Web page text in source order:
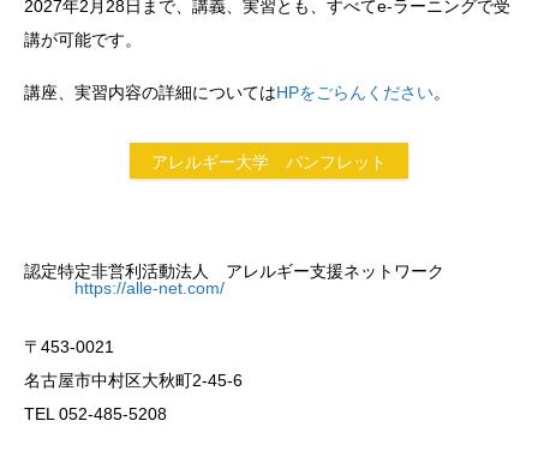
2027年2月28日まで、講義、実習とも、すべてe-ラーニングで受
講が可能です。
講座、実習内容の詳細についてはHPをごらんください。
アレルギー大学 パンフレット
認定特定非営利活動法人 アレルギー支援ネットワーク
https://alle-net.com/
〒453-0021
名古屋市中村区大秋町2-45-6
TEL 052-485-5208